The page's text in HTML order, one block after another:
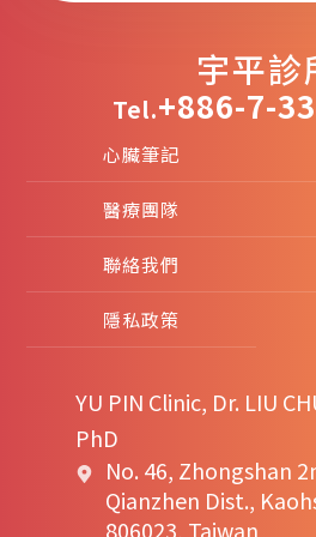
宇平診
Tel.+886-7-
心臟筆記
醫療團隊
聯絡我們
隱私政策
YU PIN Clinic, Dr. LIU
PhD
No. 46, Zhongshan
Qianzhen Dist.,
806023, Taiwan